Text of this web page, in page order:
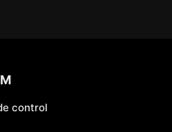
control